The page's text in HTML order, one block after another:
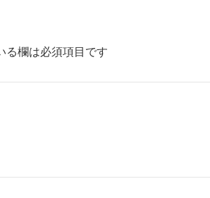
る欄は必須項目です